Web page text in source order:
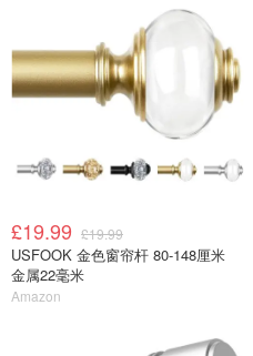
£19.99 £19.99
USFOOK 金色窗帘杆 80-148厘米
金属22毫米
Amazon